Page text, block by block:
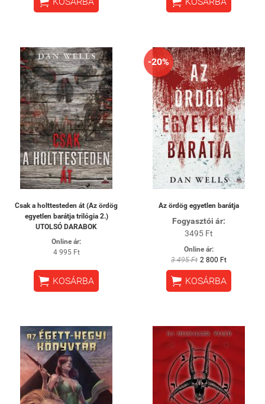
Csak a holttesteden át (Az ördög
egyetlen barátja trilógia 2.)
UTOLSÓ DARABOK
Online ár:
4 995 Ft
 KOSÁRBA
-20%
Az ördög egyetlen barátja
Fogyasztói ár:
3495 Ft
Online ár:
3 495 Ft 2 800 Ft
 KOSÁRBA